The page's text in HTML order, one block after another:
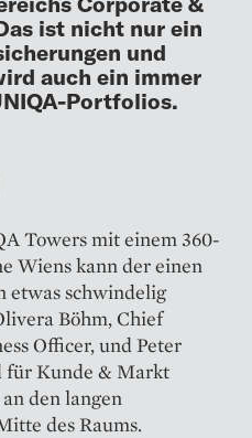
ist nicht nur ein
und
auch ein immer
Portfolios.
­Towers mit einem 360-
Wiens kann der einen
etwas schwindelig
Böhm, Chief
Officer, und Peter
für Kunde & Markt
den ­langen
des Raums.